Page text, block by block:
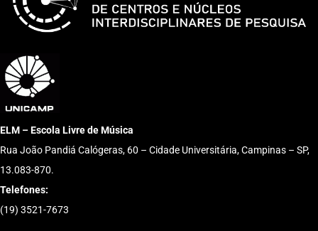
ELM – Escola Livre de Música
Rua João Pandiá Calógeras, 60 – Cidade Universitária, Campinas – SP,
13.083-870.
Telefones:
(19) 3521-7673